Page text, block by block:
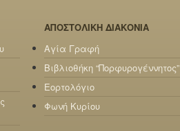
ΑΠΟΣΤΟΛΙΚΗ ΔΙΑΚΟΝΙΑ
Αγία Γραφή
Βιβλιοθήκη “Πορφυρογέννητος”
Εορτολόγιο
Φωνή Κυρίου